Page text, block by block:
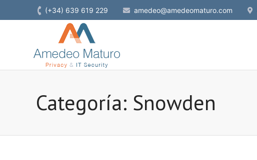
(+34) 639 619 229 amedeo@amedeomaturo.com
Categoría: Snowden